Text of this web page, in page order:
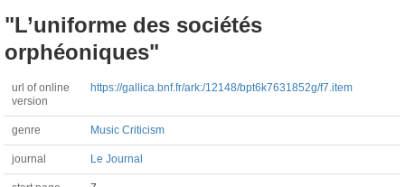
"L’uniforme des sociétés
orphéoniques"
url of online
version
https://gallica.bnf.fr/ark:/12148/bpt6k7631852g/f7.item
genre Music Criticism
journal Le Journal